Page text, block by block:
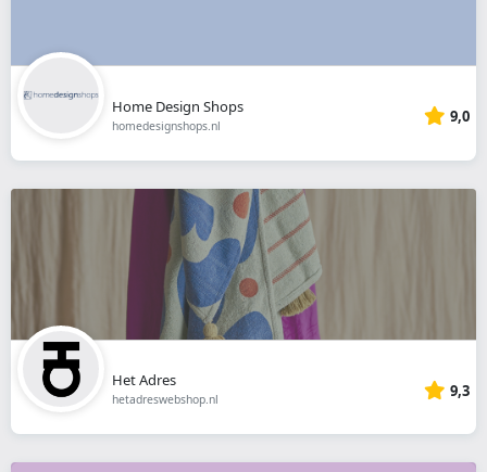
Home Design Shops
homedesignshops.nl 9,0
Het Adres
hetadreswebshop.nl 9,3